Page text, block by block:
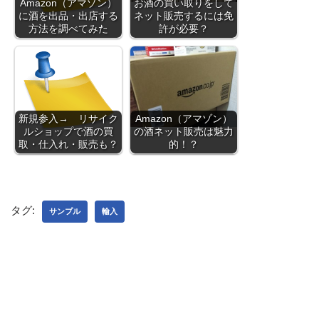
Amazon（アマゾン）
に酒を出品・出店する
方法を調べてみた
お酒の買い取りをして
ネット販売するには免
許が必要？
新規参入→ リサイク
ルショップで酒の買
取・仕入れ・販売も？
Amazon（アマゾン）
の酒ネット販売は魅力
的！？
タグ: サンプル 輸入